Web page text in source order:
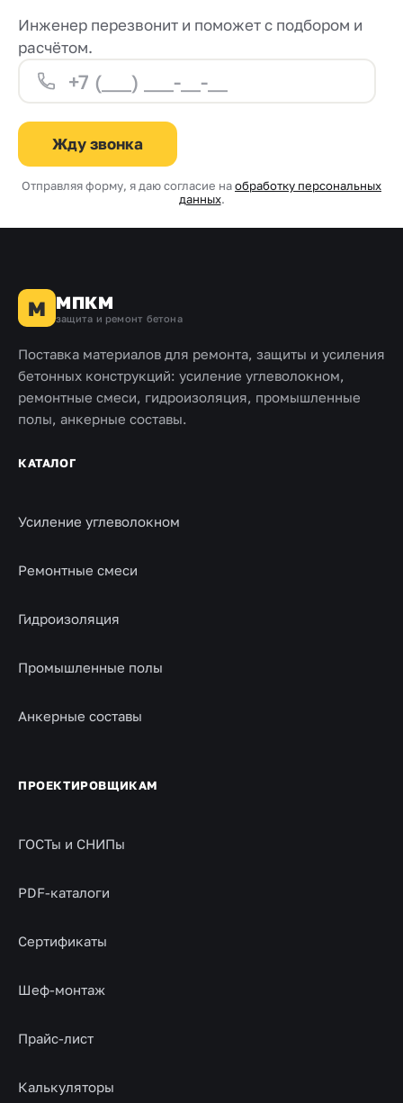
Инженер перезвонит и поможет с подбором и
расчётом.
Жду звонка
Отправляя форму, я даю согласие наобработку персональных
данных.
М МПКМ
защита и ремонт бетона
Поставка материалов для ремонта, защиты и усиления
бетонных конструкций: усиление углеволокном,
ремонтные смеси, гидроизоляция, промышленные
полы, анкерные составы.
КАТАЛОГ
Усиление углеволокном
Ремонтные смеси
Гидроизоляция
Промышленные полы
Анкерные составы
ПРОЕКТИРОВЩИКАМ
ГОСТы и СНИПы
PDF-каталоги
Сертификаты
Шеф-монтаж
Прайс-лист
Калькуляторы